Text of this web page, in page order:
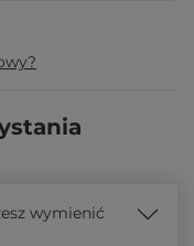
wymienić